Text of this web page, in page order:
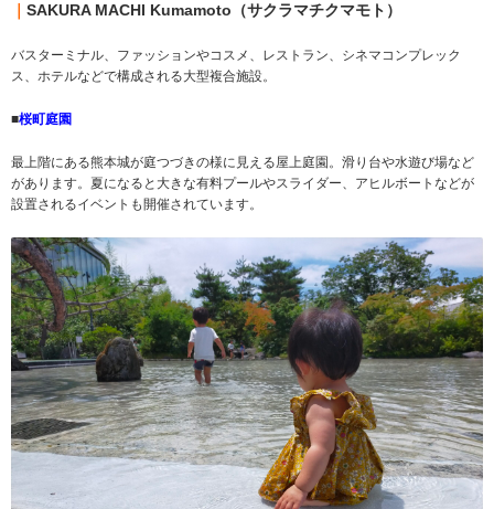
SAKURA MACHI Kumamoto（サクラマチクマモト）
バスターミナル、ファッションやコスメ、レストラン、シネマコンプレック
ス、ホテルなどで構成される大型複合施設。
■桜町庭園
最上階にある熊本城が庭つづきの様に見える屋上庭園。滑り台や水遊び場など
があります。夏になると大きな有料プールやスライダー、アヒルボートなどが
設置されるイベントも開催されています。